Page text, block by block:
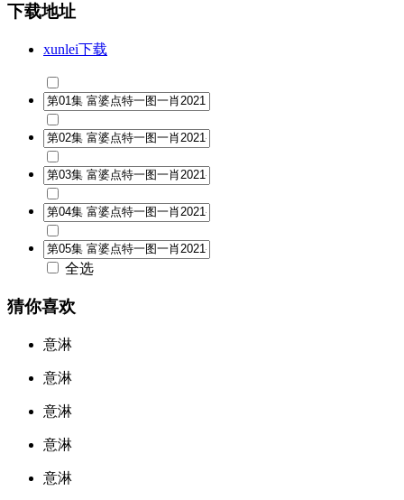
下载地址
xunlei下载
全选
猜你喜欢
意淋
意淋
意淋
意淋
意淋